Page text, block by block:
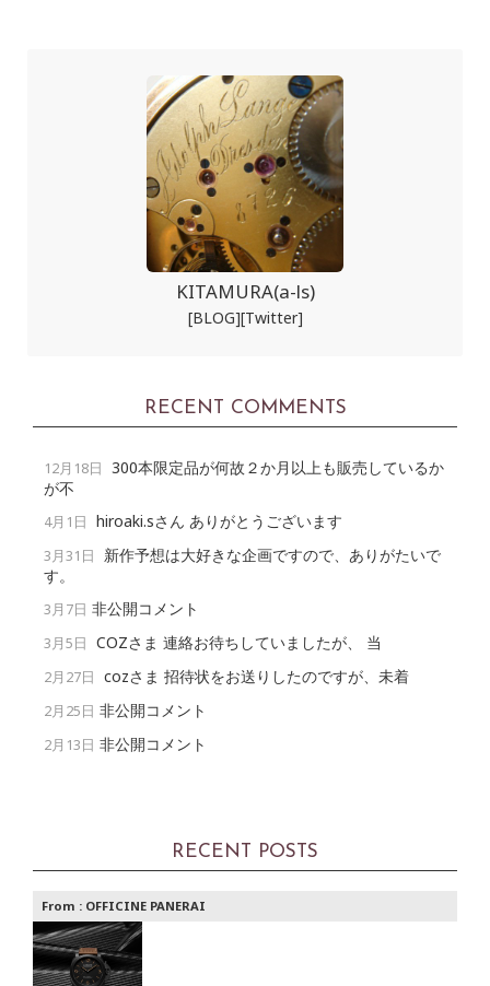
KITAMURA(a-ls)
[BLOG][Twitter]
RECENT COMMENTS
12月18日 300本限定品が何故２か月以上も販売しているか
が不
4月1日 hiroaki.sさん ありがとうございます
3月31日
新作予想は大好きな企画ですので、ありがたいで
す。
3月7日 非公開コメント
3月5日 COZさま 連絡お待ちしていましたが、 当
2月27日 cozさま 招待状をお送りしたのですが、未着
2月25日 非公開コメント
2月13日 非公開コメント
RECENT POSTS
From : OFFICINE PANERAI